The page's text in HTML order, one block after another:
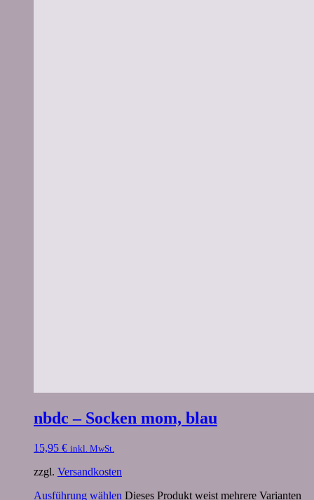
nbdc – Socken mom, blau
15,95 € inkl. MwSt.
zzgl. Versandkosten
Ausführung wählen Dieses Produkt weist mehrere Varianten